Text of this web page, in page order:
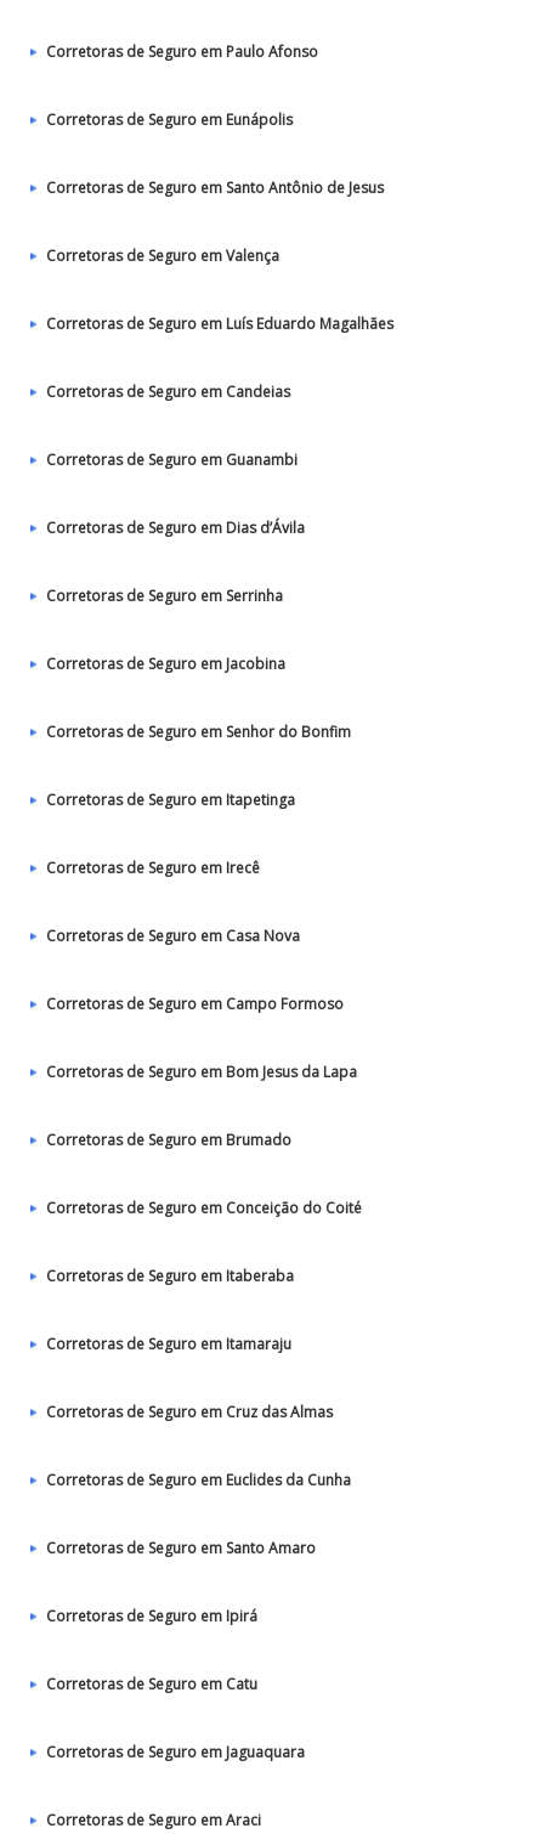
Corretoras de Seguro em Paulo Afonso
Corretoras de Seguro em Eunápolis
Corretoras de Seguro em Santo Antônio de Jesus
Corretoras de Seguro em Valença
Corretoras de Seguro em Luís Eduardo Magalhães
Corretoras de Seguro em Candeias
Corretoras de Seguro em Guanambi
Corretoras de Seguro em Dias d’Ávila
Corretoras de Seguro em Serrinha
Corretoras de Seguro em Jacobina
Corretoras de Seguro em Senhor do Bonfim
Corretoras de Seguro em Itapetinga
Corretoras de Seguro em Irecê
Corretoras de Seguro em Casa Nova
Corretoras de Seguro em Campo Formoso
Corretoras de Seguro em Bom Jesus da Lapa
Corretoras de Seguro em Brumado
Corretoras de Seguro em Conceição do Coité
Corretoras de Seguro em Itaberaba
Corretoras de Seguro em Itamaraju
Corretoras de Seguro em Cruz das Almas
Corretoras de Seguro em Euclides da Cunha
Corretoras de Seguro em Santo Amaro
Corretoras de Seguro em Ipirá
Corretoras de Seguro em Catu
Corretoras de Seguro em Jaguaquara
Corretoras de Seguro em Araci